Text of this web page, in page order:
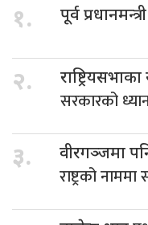
१. पूर्व प्रधानमन्त्री
२.
सरकारको
३. वीरगञ्जमा
राष्ट्रको